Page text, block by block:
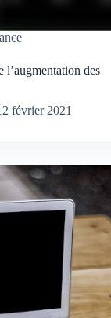
l’augmentation des
février 2021